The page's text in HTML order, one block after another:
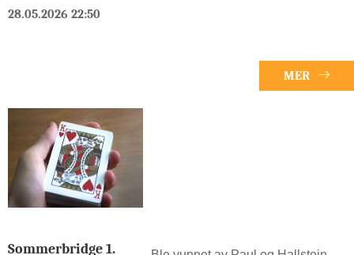
28.05.2026 22:50
MER
Sommerbridge 1.